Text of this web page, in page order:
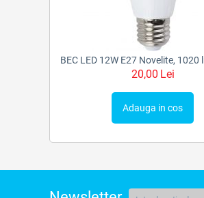
20,00 Lei
Adauga in cos